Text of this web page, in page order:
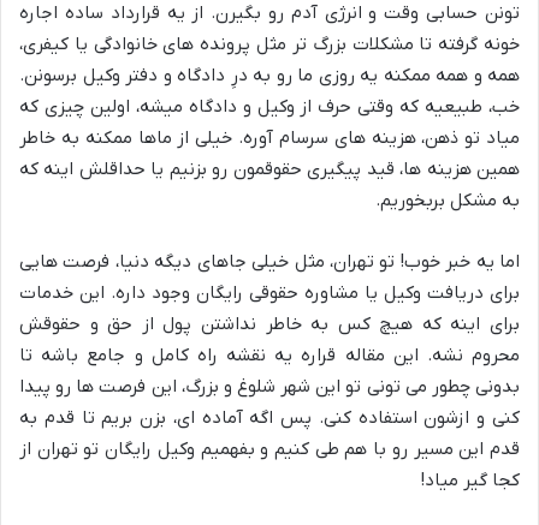
تونن حسابی وقت و انرژی آدم رو بگیرن. از یه قرارداد ساده اجاره
خونه گرفته تا مشکلات بزرگ تر مثل پرونده های خانوادگی یا کیفری،
همه و همه ممکنه یه روزی ما رو به درِ دادگاه و دفتر وکیل برسونن.
خب، طبیعیه که وقتی حرف از وکیل و دادگاه میشه، اولین چیزی که
میاد تو ذهن، هزینه های سرسام آوره. خیلی از ماها ممکنه به خاطر
همین هزینه ها، قید پیگیری حقوقمون رو بزنیم یا حداقلش اینه که
به مشکل بربخوریم.
اما یه خبر خوب! تو تهران، مثل خیلی جاهای دیگه دنیا، فرصت هایی
برای دریافت وکیل یا مشاوره حقوقی رایگان وجود داره. این خدمات
برای اینه که هیچ کس به خاطر نداشتن پول از حق و حقوقش
محروم نشه. این مقاله قراره یه نقشه راه کامل و جامع باشه تا
بدونی چطور می تونی تو این شهر شلوغ و بزرگ، این فرصت ها رو پیدا
کنی و ازشون استفاده کنی. پس اگه آماده ای، بزن بریم تا قدم به
قدم این مسیر رو با هم طی کنیم و بفهمیم وکیل رایگان تو تهران از
کجا گیر میاد!